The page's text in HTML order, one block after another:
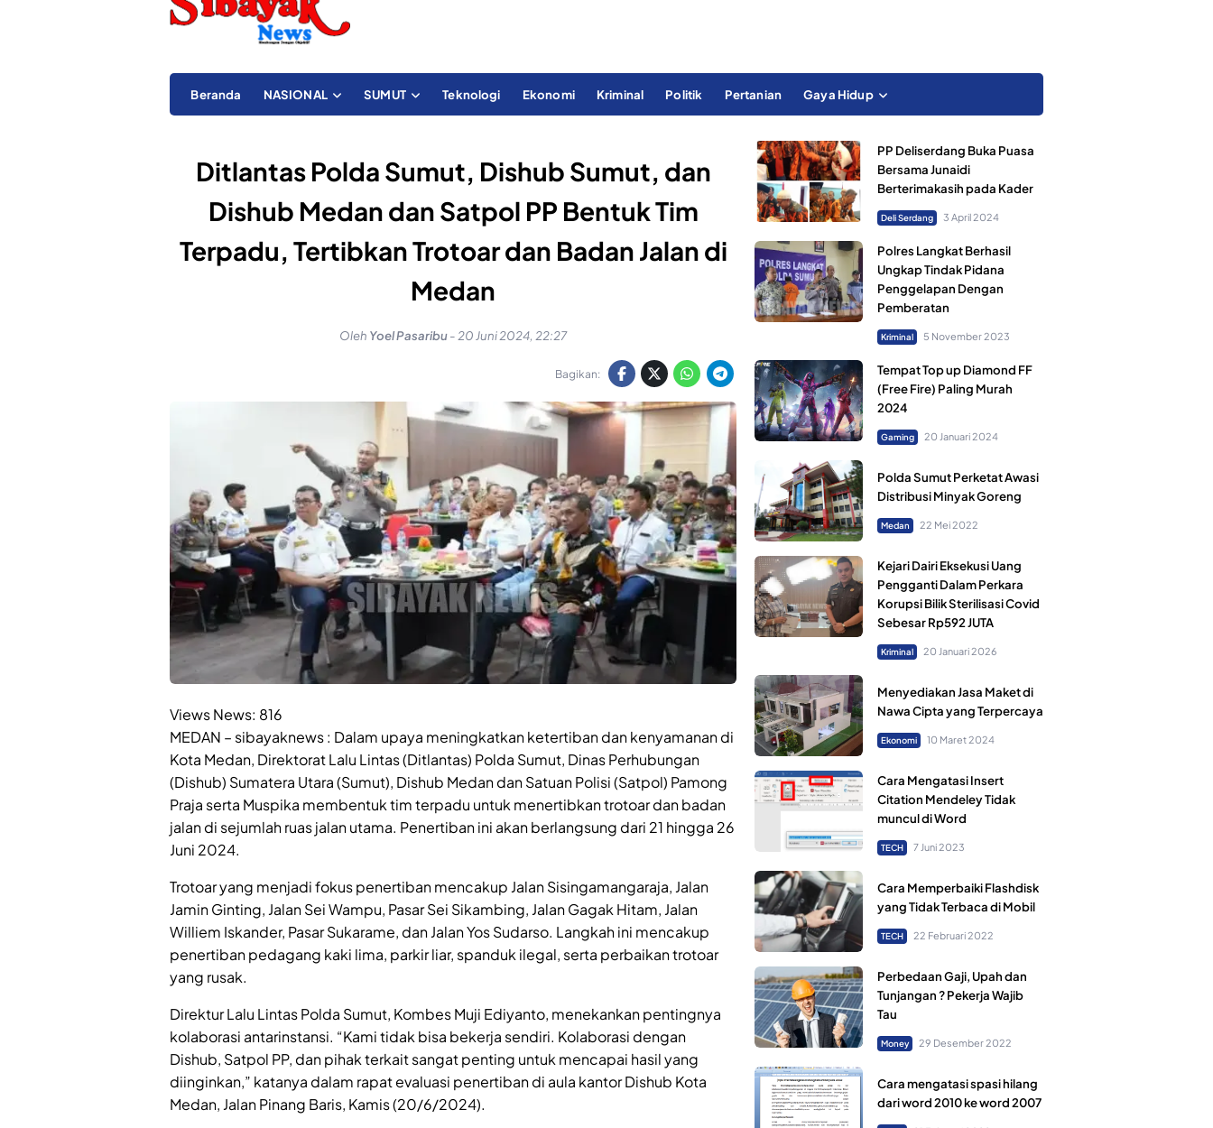
Beranda NASIONAL SUMUT Teknologi Ekonomi Kriminal Politik Pertanian Gaya Hidup
Ditlantas Polda Sumut, Dishub Sumut, dan
Dishub Medan dan Satpol PP Bentuk Tim
Terpadu, Tertibkan Trotoar dan Badan Jalan di
Medan
Oleh Yoel Pasaribu- 20 Juni 2024, 22:27
Bagikan:
Views News: 816
MEDAN – sibayaknews : Dalam upaya meningkatkan ketertiban dan kenyamanan di
Kota Medan, Direktorat Lalu Lintas (Ditlantas) Polda Sumut, Dinas Perhubungan
(Dishub) Sumatera Utara (Sumut), Dishub Medan dan Satuan Polisi (Satpol) Pamong
Praja serta Muspika membentuk tim terpadu untuk menertibkan trotoar dan badan
jalan di sejumlah ruas jalan utama. Penertiban ini akan berlangsung dari 21 hingga 26
Juni 2024.
Trotoar yang menjadi fokus penertiban mencakup Jalan Sisingamangaraja, Jalan
Jamin Ginting, Jalan Sei Wampu, Pasar Sei Sikambing, Jalan Gagak Hitam, Jalan
Williem Iskander, Pasar Sukarame, dan Jalan Yos Sudarso. Langkah ini mencakup
penertiban pedagang kaki lima, parkir liar, spanduk ilegal, serta perbaikan trotoar
yang rusak.
Direktur Lalu Lintas Polda Sumut, Kombes Muji Ediyanto, menekankan pentingnya
kolaborasi antarinstansi. “Kami tidak bisa bekerja sendiri. Kolaborasi dengan
Dishub, Satpol PP, dan pihak terkait sangat penting untuk mencapai hasil yang
diinginkan,” katanya dalam rapat evaluasi penertiban di aula kantor Dishub Kota
Medan, Jalan Pinang Baris, Kamis (20/6/2024).
PP Deliserdang Buka Puasa
Bersama Junaidi
Berterimakasih pada Kader
Deli Serdang 3 April 2024
Polres Langkat Berhasil
Ungkap Tindak Pidana
Penggelapan Dengan
Pemberatan
Kriminal 5 November 2023
Tempat Top up Diamond FF
(Free Fire) Paling Murah
2024
Gaming 20 Januari 2024
Polda Sumut Perketat Awasi
Distribusi Minyak Goreng
Medan 22 Mei 2022
Kejari Dairi Eksekusi Uang
Pengganti Dalam Perkara
Korupsi Bilik Sterilisasi Covid
Sebesar Rp592 JUTA
Kriminal 20 Januari 2026
Menyediakan Jasa Maket di
Nawa Cipta yang Terpercaya
Ekonomi 10 Maret 2024
Cara Mengatasi Insert
Citation Mendeley Tidak
muncul di Word
TECH 7 Juni 2023
Cara Memperbaiki Flashdisk
yang Tidak Terbaca di Mobil
TECH 22 Februari 2022
Perbedaan Gaji, Upah dan
Tunjangan ? Pekerja Wajib
Tau
Money 29 Desember 2022
Cara mengatasi spasi hilang
dari word 2010 ke word 2007